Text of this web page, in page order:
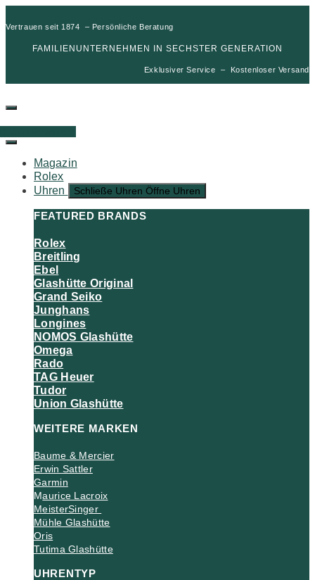
Vertrauen seit 1874 – Persönliche Beratung
FAMILIENUNTERNEHMEN IN SECHSTER GENERATION
Exklusiver Service – Kostenloser Versand
Magazin
Rolex
Uhren
Schließe Uhren Öffne Uhren
FEATURED BRANDS
Rolex
Breitling
Ebel
Glashütte Original
Grand Seiko
Junghans
Longines
NOMOS Glashütte
Omega
Rado
TAG Heuer
Tudor
Union Glashütte
WEITERE MARKEN
Baume & Mercier
Erwin Sattler
Garmin
Maurice Lacroix
MeisterSinger
Mühle Glashütte
Oris
Tutima Glashütte
UHRENTYP